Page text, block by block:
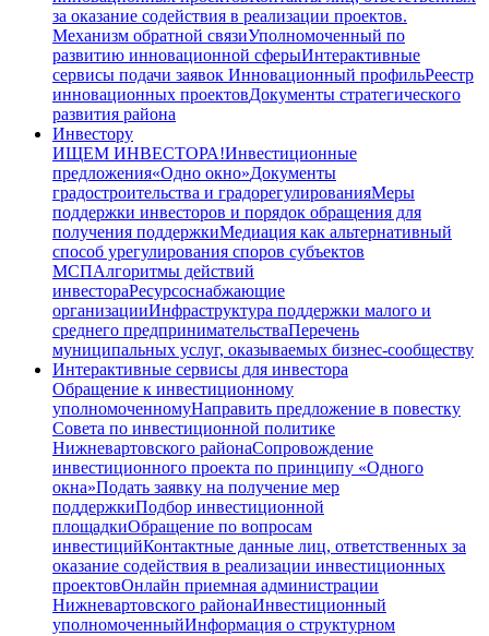
за оказание содействия в реализации проектов.
Механизм обратной связиУполномоченный по
развитию инновационной сферыИнтерактивные
сервисы подачи заявок Инновационный профильРеестр
инновационных проектовДокументы стратегического
развития района
Инвестору
ИЩЕМ ИНВЕСТОРА!Инвестиционные
предложения«Одно окно»Документы
градостроительства и градорегулированияМеры
поддержки инвесторов и порядок обращения для
получения поддержкиМедиация как альтернативный
способ урегулирования споров субъектов
МСПАлгоритмы действий
инвестораРесурсоснабжающие
организацииИнфраструктура поддержки малого и
среднего предпринимательстваПеречень
муниципальных услуг, оказываемых бизнес-сообществу
Интерактивные сервисы для инвестора
Обращение к инвестиционному
уполномоченномуНаправить предложение в повестку
Совета по инвестиционной политике
Нижневартовского районаСопровождение
инвестиционного проекта по принципу «Одного
окна»Подать заявку на получение мер
поддержкиПодбор инвестиционной
площадкиОбращение по вопросам
инвестицийКонтактные данные лиц, ответственных за
оказание содействия в реализации инвестиционных
проектовОнлайн приемная администрации
Нижневартовского районаИнвестиционный
уполномоченныйИнформация о структурном